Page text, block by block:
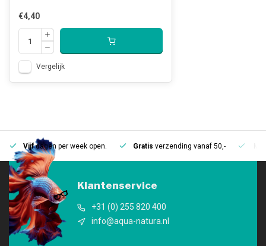
€4,40
Vergelijk
Vijfdagen per week open. Gratis verzending vanaf 50,-
Klantenservice
+31 (0) 255 820 400
info@aqua-natura.nl